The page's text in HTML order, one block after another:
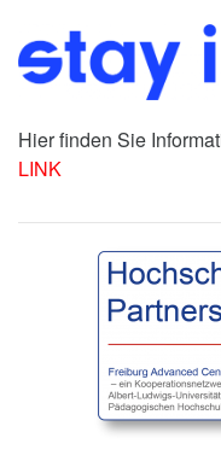
Hier finden Sie
LINK